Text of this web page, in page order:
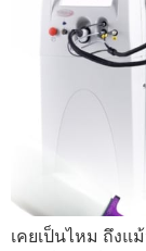
เคยเป็นไหม ถึงแ